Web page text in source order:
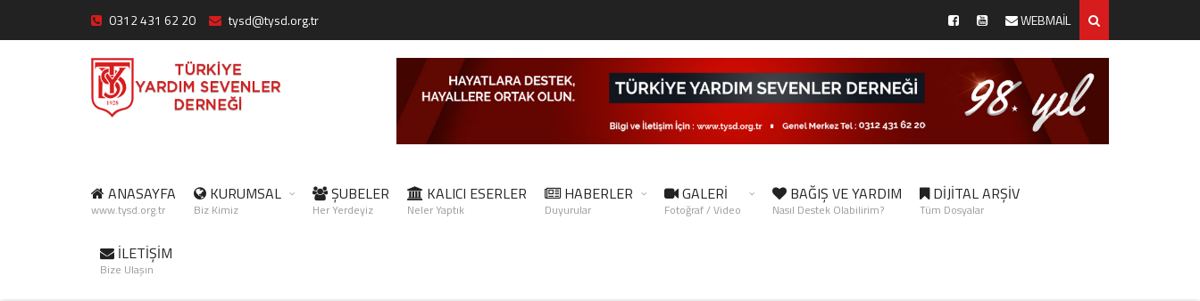
0312 431 62 20 tysd@tysd.org.tr WEBMAİL
ANASAYFA
www.tysd.org.tr
KURUMSAL
Biz Kimiz
ŞUBELER
Her Yerdeyiz
KALICI ESERLER
Neler Yaptık
HABERLER
Duyurular
GALERİ
Fotoğraf / Video
BAĞIŞ VE YARDIM
Nasıl Destek Olabilirim?
DİJİTAL ARŞİV
Tüm Dosyalar
İLETİŞİM
Bize Ulaşın